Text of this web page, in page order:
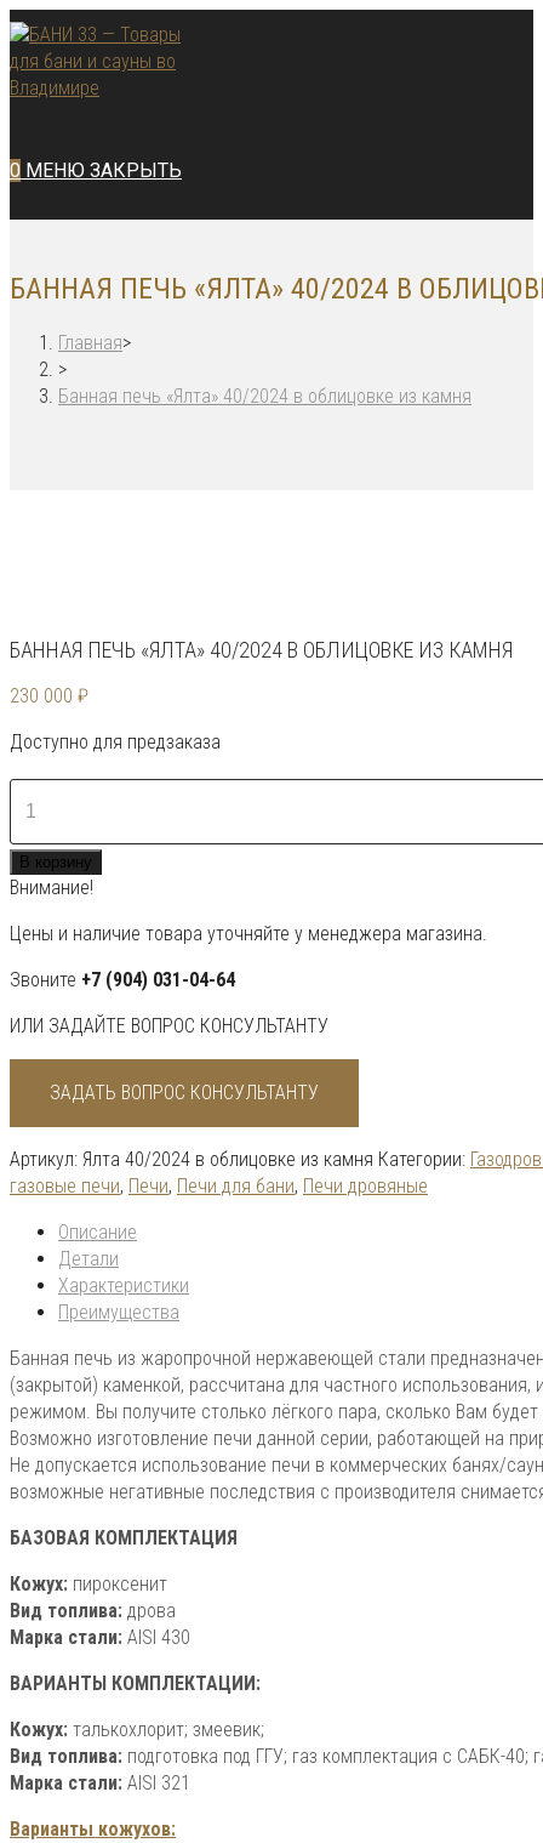
Перейти
к
содержимому
0 МЕНЮ ЗАКРЫТЬ
БАННАЯ ПЕЧЬ «ЯЛТА» 40/2024 В
Главная>
>
Банная печь «Ялта» 40/2024 в облицовке из камня
БАННАЯ ПЕЧЬ «ЯЛТА» 40/2024 В ОБЛИЦОВКЕ ИЗ КАМНЯ
230 000 ₽
Доступно для предзаказа
Количество
товара
Банная
печь
«Ялта»
40/2024
в
облицовке
камня
В корзину
Внимание!
Цены и наличие товара уточняйте у менеджера магазина.
Звоните +7 (904) 031-04-64
ИЛИ ЗАДАЙТЕ ВОПРОС КОНСУЛЬТАНТУ
ЗАДАТЬ ВОПРОС КОНСУЛЬТАНТУ
Артикул: Ялта 40/2024 в облицовке из камня Категории:
газовые печи, Печи, Печи для бани, Печи дровяные
Описание
Детали
Характеристики
Преимущества
Банная печь из жаропрочной нержавеющей стали
(закрытой) каменкой, рассчитана для частного
режимом. Вы получите столько лёгкого пара, сколько Вам будет
Возможно изготовление печи данной серии, работающей на
Не допускается использование печи в коммерческих банях/
возможные негативные последствия с производителя
БАЗОВАЯ КОМПЛЕКТАЦИЯ
Кожух: пироксенит
Вид топлива: дрова
Марка стали: AISI 430
ВАРИАНТЫ КОМПЛЕКТАЦИИ:
Кожух: талькохлорит; змеевик;
Вид топлива: подготовка под ГГУ; газ комплектация с САБК-40;
Марка стали: AISI 321
Варианты кожухов: